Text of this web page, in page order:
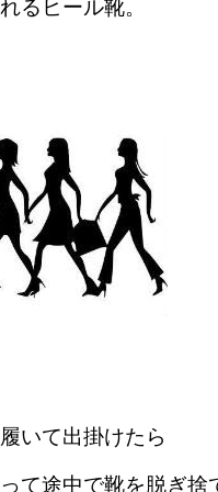
るヒール靴。
いて出掛けたら
て途中で靴を脱ぎ捨